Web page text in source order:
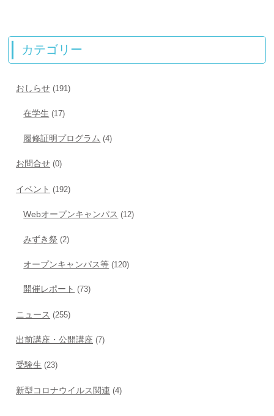
カテゴリー
おしらせ (191)
在学生 (17)
履修証明プログラム (4)
お問合せ (0)
イベント (192)
Webオープンキャンパス (12)
みずき祭 (2)
オープンキャンパス等 (120)
開催レポート (73)
ニュース (255)
出前講座・公開講座 (7)
受験生 (23)
新型コロナウイルス関連 (4)